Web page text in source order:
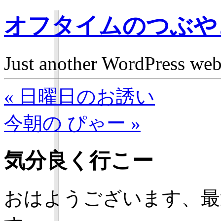
オフタイムのつぶ
Just another WordPress
« 日曜日のお誘い
今朝の ぴゃー »
気分良く行こー
おはようございます、